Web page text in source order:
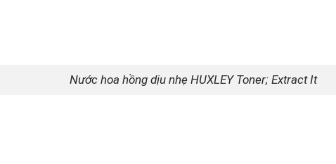
Nước hoa hồng dịu nhẹ HUXLEY Toner; Extract It